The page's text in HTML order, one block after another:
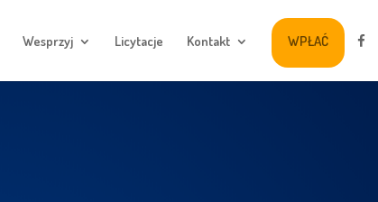
Wesprzyj Licytacje Kontakt WPŁAĆ